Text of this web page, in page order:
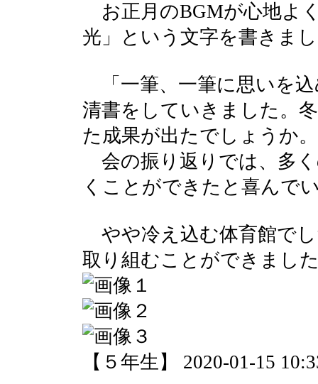
お正月のBGMが心地よ
光」という文字を書きま
「一筆、一筆に思いを
清書をしていきました。
た成果が出たでしょうか。
会の振り返りでは、多
くことができたと喜んで
やや冷え込む体育館で
取り組むことができまし
【５年生】 2020-01-15